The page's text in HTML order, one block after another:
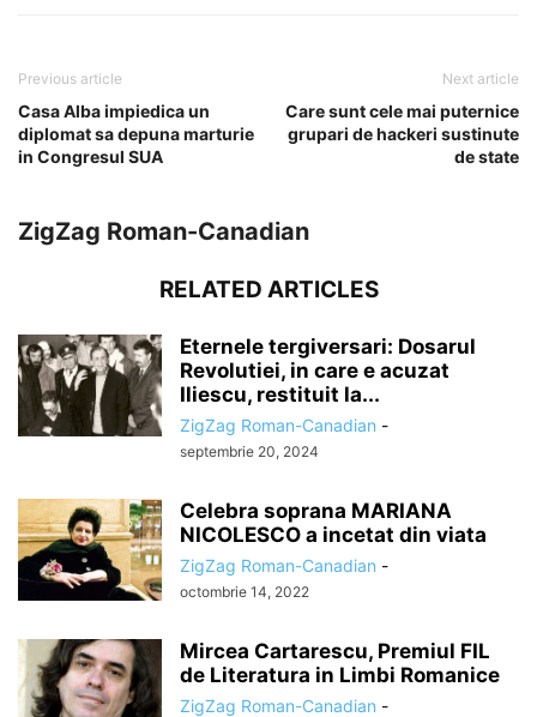
Previous article
Casa Alba impiedica un
diplomat sa depuna marturie
in Congresul SUA
Next article
Care sunt cele mai puternice
grupari de hackeri sustinute
de state
ZigZag Roman-Canadian
RELATED ARTICLES
Eternele tergiversari: Dosarul
Revolutiei, in care e acuzat
Iliescu, restituit la...
ZigZag Roman-Canadian -
septembrie 20, 2024
Celebra soprana MARIANA
NICOLESCO a incetat din viata
ZigZag Roman-Canadian -
octombrie 14, 2022
Mircea Cartarescu, Premiul FIL
de Literatura in Limbi Romanice
ZigZag Roman-Canadian -